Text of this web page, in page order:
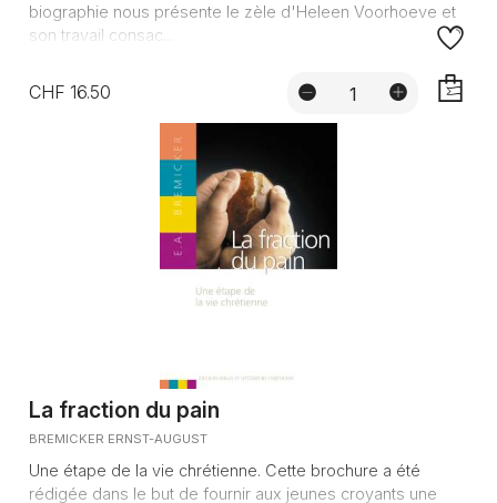
biographie nous présente le zèle d'Heleen Voorhoeve et
son travail consac...
CHF 16.50
La fraction du pain
BREMICKER ERNST-AUGUST
Une étape de la vie chrétienne. Cette brochure a été
rédigée dans le but de fournir aux jeunes croyants une